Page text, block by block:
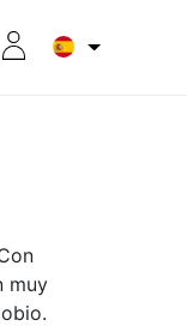
muy